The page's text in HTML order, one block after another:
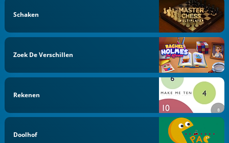
Schaken
Zoek De Verschillen
Rekenen
Doolhof